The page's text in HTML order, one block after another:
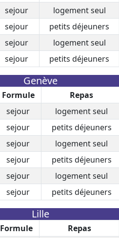
sejour logement seul
sejour petits déjeuners
sejour logement seul
sejour petits déjeuners
Genève
Formule Repas
sejour logement seul
sejour petits déjeuners
sejour logement seul
sejour petits déjeuners
sejour logement seul
sejour petits déjeuners
Lille
Formule Repas